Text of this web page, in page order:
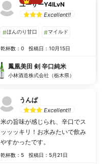
Best!!
お米の甘みが感じられ、 ひっか
20230528_新宿_夢酒
乾杯数：10 投稿日：6月14日
鳳凰美田 剣 辛口純米
小林酒造株式会社（栃木県）
ユーザーY4lLvN
Excellent!!
#ほんのり甘口 #マイルド
乾杯数：0 投稿日：10月15日
鳳凰美田 剣 辛口純米
小林酒造株式会社（栃木県）
うんぱ
Excellent!!
米の旨味が感じられ、辛口でス
ッッッキリ！お水みたいで飲み
やすかったです。
乾杯数：5 投稿日：5月21日